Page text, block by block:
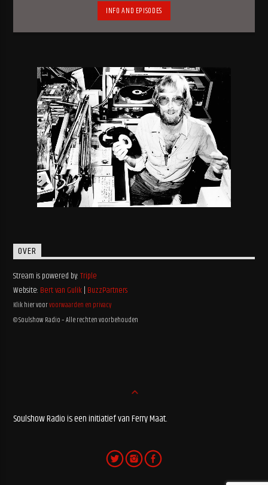
INFO AND EPISODES
OVER
Stream is powered by:Triple
Website: Bert van Gulik| BuzzPartners
Klik hier voorvoorwaarden en privacy
© Soulshow Radio – Alle rechten voorbehouden
Soulshow Radio is een initiatief van Ferry Maat.